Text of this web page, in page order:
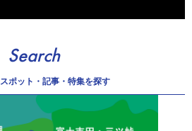
Search
スポット・記事・特集を探す